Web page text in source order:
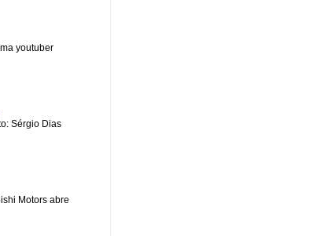
youtuber
Sérgio Dias
Motors abre